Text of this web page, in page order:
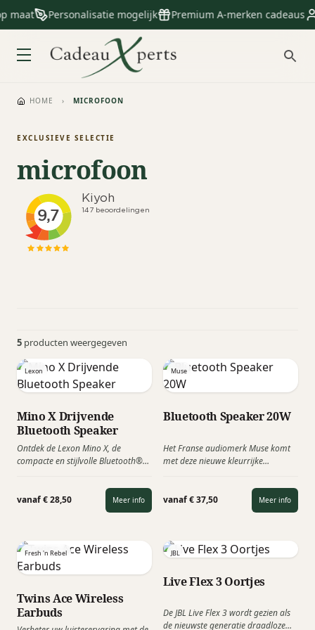
maat Personalisatie mogelijk Premium A-merken cadeaus
HOME › MICROFOON
EXCLUSIEVE SELECTIE
microfoon
5 producten weergegeven
Lexon
Mino X Drijvende
Bluetooth Speaker
Ontdek de Lexon Mino X, de
compacte en stijlvolle Bluetooth®
geluidskwaliteit en veelzijdigheid.
Perfect om overal mee naar toe te
nemen, zelfs in het zwembad
vanaf € 28,50 Meer info
Muse
Bluetooth Speaker 20W
Het Franse audiomerk Muse komt
met deze nieuwe kleurrijke
Deze trendy luidspreker heeft een
speeltijd van 10 uur en wordt snel
geladen via een USB-C kabel.
vanaf € 37,50 Meer info
Fresh 'n Rebel
Twins Ace Wireless
Earbuds
JBL
Live Flex 3 Oortjes
De JBL Live Flex 3 wordt gezien als
de nieuwste generatie draadloze